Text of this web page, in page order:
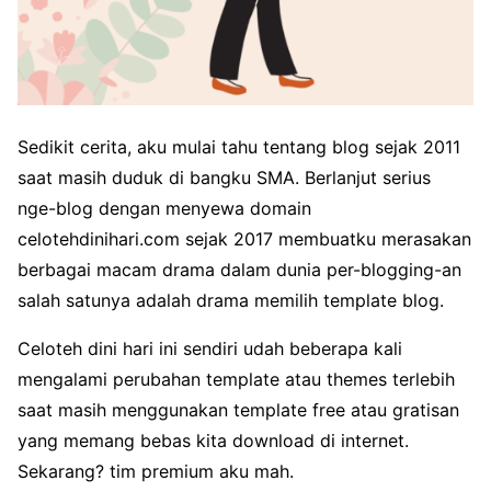
Sedikit cerita, aku mulai tahu tentang blog sejak 2011
saat masih duduk di bangku SMA. Berlanjut serius
nge-blog dengan menyewa domain
celotehdinihari.com sejak 2017 membuatku merasakan
berbagai macam drama dalam dunia per-blogging-an
salah satunya adalah drama memilih template blog.
Celoteh dini hari ini sendiri udah beberapa kali
mengalami perubahan template atau themes terlebih
saat masih menggunakan template free atau gratisan
yang memang bebas kita download di internet.
Sekarang? tim premium aku mah.